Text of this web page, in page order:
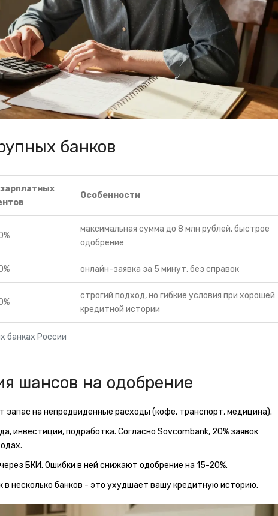
банков
банках России
Особенности
максимальная сумма до 8 млн рублей, быстрое
одобрение
онлайн-заявка за 5 минут, без справок
строгий подход, но гибкие условия при хорошей
кредитной истории
шансов на одобрение
на непредвиденные расходы (кофе, транспорт, медицина).
инвестиции, подработка. Согласно Sovcombank, 20% заявок
БКИ. Ошибки в ней снижают одобрение на 15-20%.
в несколько банков - это ухудшает вашу кредитную историю.